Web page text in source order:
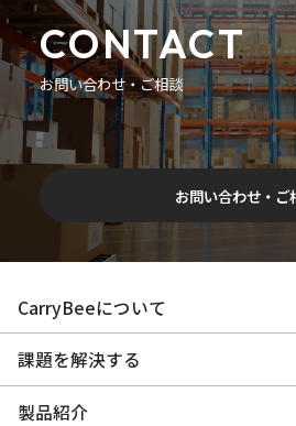
CONTACT
お問い合わせ・ご相談
お問い合わせ・ご
CarryBeeについて
課題を解決する
製品紹介